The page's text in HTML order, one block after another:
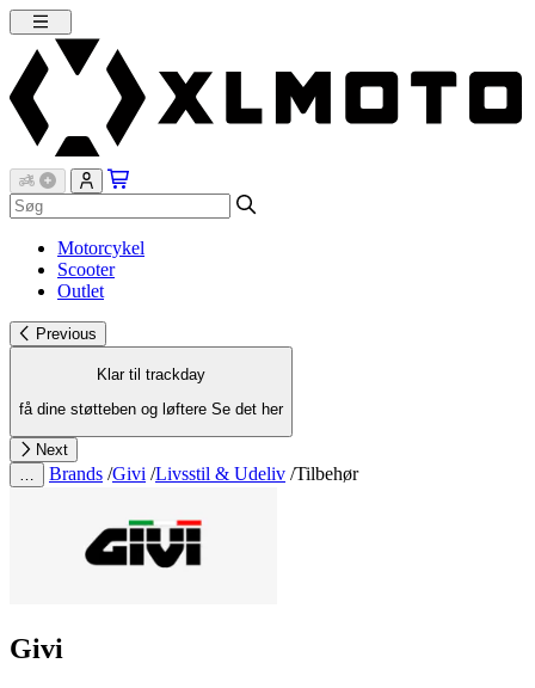
Motorcykel
Scooter
Outlet
Previous
Klar til trackday
få dine støtteben og løftere Se det her
Next
Brands /Givi /Livsstil & Udeliv /Tilbehør
Givi